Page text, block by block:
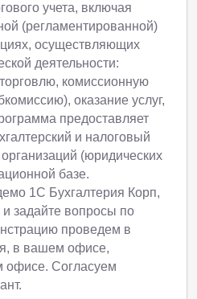
учета, включая
(регламентированной)
осуществляющих
деятельности:
комиссионную
оказание услуг,
предоставляет
и налоговый
организаций (юридических
базе.
1С Бухгалтерия Корп,
задайте вопросы по
проведем в
в вашем офисе,
офисе. Согласуем